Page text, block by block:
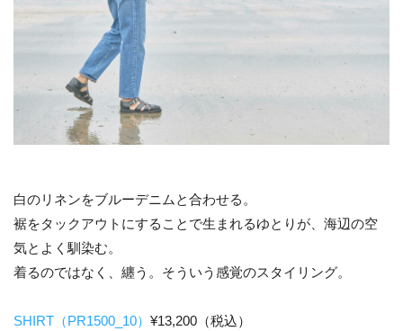
白のリネンをブルーデニムと合わせる。
裾をタックアウトにすることで生まれるゆとりが、海辺の空
気とよく馴染む。
着るのではなく、纏う。そういう感覚のスタイリング。
SHIRT（PR1500_10） ¥13,200（税込）